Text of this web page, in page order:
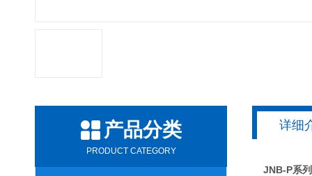
产品分类
PRODUCT CATEGORY
详细
JNB-P系